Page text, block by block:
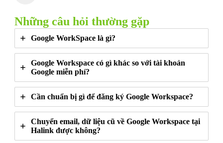
Những câu hỏi thường gặp
Google WorkSpace là gì?
Google Workspace có gì khác so với tài khoản
Google miễn phí?
Cần chuẩn bị gì để đăng ký Google Workspace?
Chuyển email, dữ liệu cũ về Google Workspace tại
Halink được không?